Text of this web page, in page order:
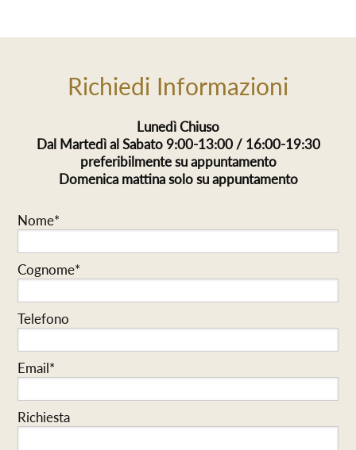
Richiedi Informazioni
Lunedì Chiuso
Dal Martedì al Sabato 9:00-13:00 / 16:00-19:30
preferibilmente su appuntamento
Domenica mattina solo su appuntamento
Nome*
Cognome*
Telefono
Email*
Richiesta